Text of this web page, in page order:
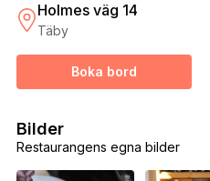
Holmes väg 14
Täby
Boka bord
Restaurangens egna bilder
Bilder